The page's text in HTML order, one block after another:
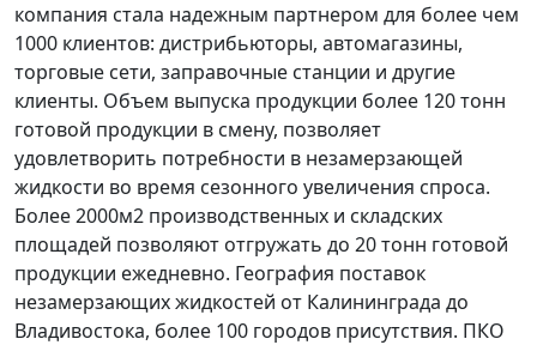
компания стала надежным партнером для более чем
1000 клиентов: дистрибьюторы, автомагазины,
торговые сети, заправочные станции и другие
клиенты. Объем выпуска продукции более 120 тонн
готовой продукции в смену, позволяет
удовлетворить потребности в незамерзающей
жидкости во время сезонного увеличения спроса.
Более 2000м2 производственных и складских
площадей позволяют отгружать до 20 тонн готовой
продукции ежедневно. География поставок
незамерзающих жидкостей от Калининграда до
Владивостока, более 100 городов присутствия. ПКО